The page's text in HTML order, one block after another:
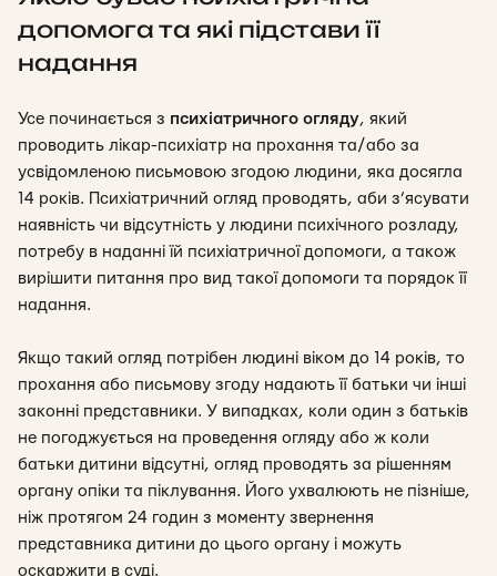
допомога та які підстави її
надання
Усе починається з психіатричного огляду, який
проводить лікар-психіатр на прохання та/або за
усвідомленою письмовою згодою людини, яка досягла
14 років. Психіатричний огляд проводять, аби з’ясувати
наявність чи відсутність у людини психічного розладу,
потребу в наданні їй психіатричної допомоги, а також
вирішити питання про вид такої допомоги та порядок її
надання.
Якщо такий огляд потрібен людині віком до 14 років, то
прохання або письмову згоду надають її батьки чи інші
законні представники. У випадках, коли один з батьків
не погоджується на проведення огляду або ж коли
батьки дитини відсутні, огляд проводять за рішенням
органу опіки та піклування. Його ухвалюють не пізніше,
ніж протягом 24 годин з моменту звернення
представника дитини до цього органу і можуть
оскаржити в суді.